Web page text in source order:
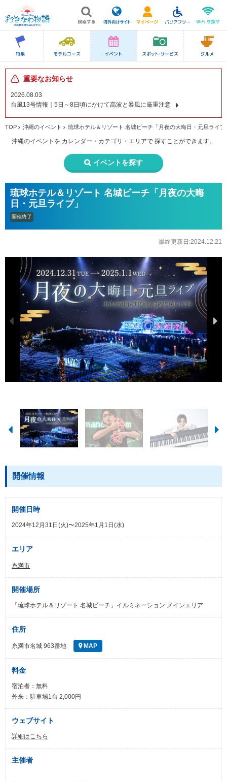
重要なお知らせ
2026.08.03
台風13号情報｜5日～8日頃にかけて高波と暴風に厳重注意
TOP 沖縄のイベント 琉球ホテル＆リゾート 名城ビーチ「月夜の大晦日・元旦ライブ
沖縄のイベントを カレンダー・カテゴリ・エリアで 探すことができます。
イベントを探す
琉球ホテル＆リゾート 名城ビーチ「月夜の大晦
日・元旦ライブ」
開催終了
最終更新日:2024.12.21
開催情報
開催日時
2024年12月31日(火)〜2025年1月1日(水)
エリア
糸満市
開催場所
「琉球ホテル＆リゾート 名城ビーチ」イルミネーション メインエリア
住所
糸満市名城 963番地 MAP
料金
宿泊者：無料
外来：駐車場1台 2,000円
ウェブサイト
詳細はこちら
主催者